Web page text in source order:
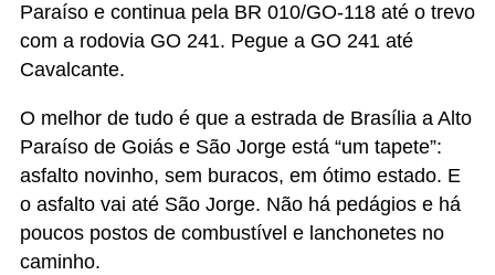
Paraíso e continua pela BR 010/GO-118 até o trevo
com a rodovia GO 241. Pegue a GO 241 até
Cavalcante.
O melhor de tudo é que a estrada de Brasília a Alto
Paraíso de Goiás e São Jorge está “um tapete”:
asfalto novinho, sem buracos, em ótimo estado. E
o asfalto vai até São Jorge. Não há pedágios e há
poucos postos de combustível e lanchonetes no
caminho.